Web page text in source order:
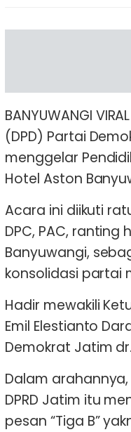
BANYUWANGI
(DPD) Partai
menggelar
Hotel Aston
Acara ini diikuti
DPC, PAC,
Banyuwangi,
konsolidasi partai
Hadir mewakili
Emil Elestianto
Demokrat Jatim
Dalam
DPRD Jatim itu
pesan “Tiga B”